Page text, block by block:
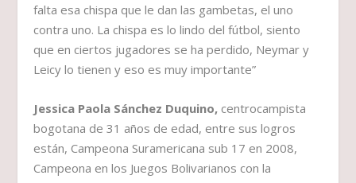
falta esa chispa que le dan las gambetas, el uno
contra uno. La chispa es lo lindo del fútbol, siento
que en ciertos jugadores se ha perdido, Neymar y
Leicy lo tienen y eso es muy importante”
Jessica Paola Sánchez Duquino, centrocampista
bogotana de 31 años de edad, entre sus logros
están, Campeona Suramericana sub 17 en 2008,
Campeona en los Juegos Bolivarianos con la